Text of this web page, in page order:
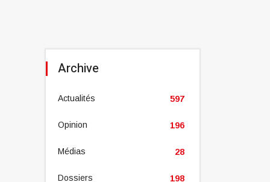
Archive
Actualités 597
Opinion 196
Médias 28
Dossiers 198